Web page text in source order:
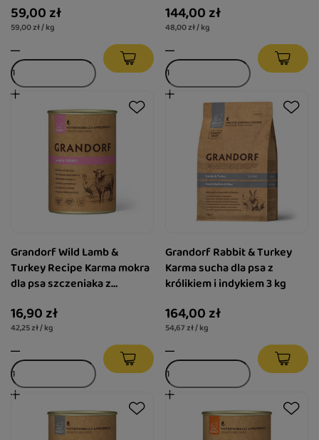
59,00 zł
59,00 zł / kg
144,00 zł
48,00 zł / kg
Grandorf Wild Lamb &
Turkey Recipe Karma mokra
dla psa szczeniaka z
16,90 zł
42,25 zł / kg
Grandorf Rabbit & Turkey
Karma sucha dla psa z
królikiem i indykiem 3 kg
164,00 zł
54,67 zł / kg